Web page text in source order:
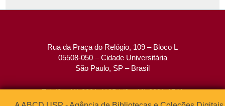
Rua da Praça do Relógio, 109 – Bloco L
05508-050 – Cidade Universitária
São Paulo, SP – Brasil
Tel: (0xx11) 3091-4195 / (0xx11) 3091-1541
Fax: (0xx11) 3091-1567